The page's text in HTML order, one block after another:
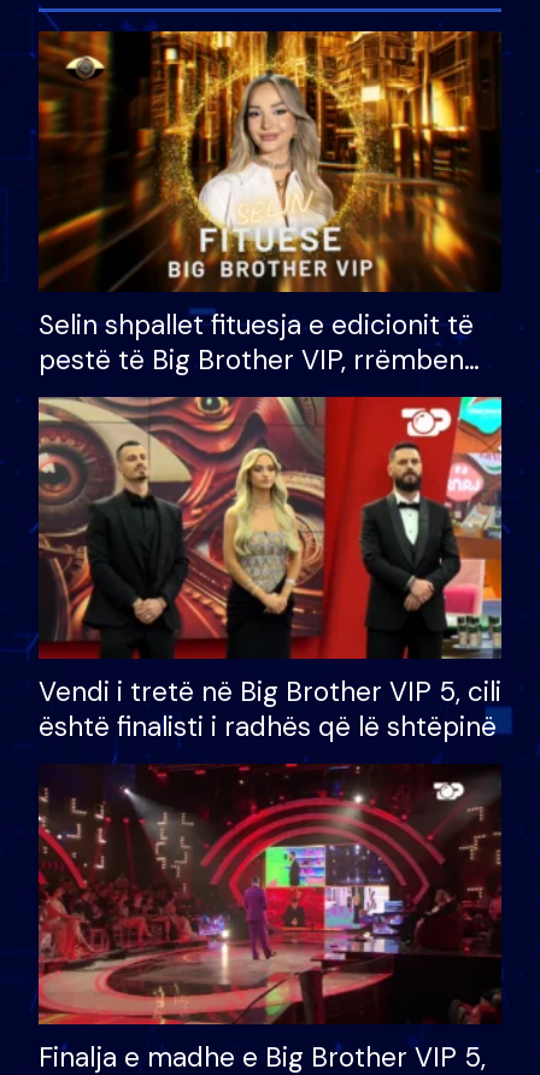
Selin shpallet fituesja e edicionit të
pestë të Big Brother VIP, rrëmben
çmimin e madh prej 100 mijë eurosh
Vendi i tretë në Big Brother VIP 5, cili
është finalisti i radhës që lë shtëpinë
Finalja e madhe e Big Brother VIP 5,